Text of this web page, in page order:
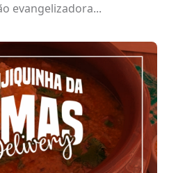
evangelizadora...